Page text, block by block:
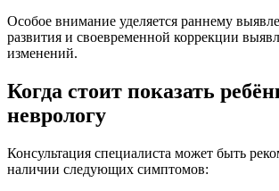
Особое внимание уделяется раннему
развития и своевременной коррекции
изменений.
Когда стоит показать
неврологу
Консультация специалиста может быть
наличии следующих симптомов: